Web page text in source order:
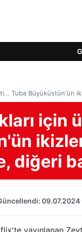
Tuba Büyüküstün'ün
için
diğeri
09.07.2024
yayınlanan